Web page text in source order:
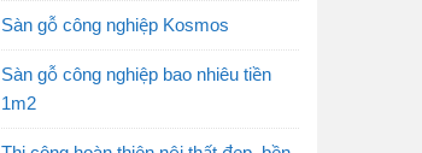
Sàn gỗ công nghiệp Kosmos
Sàn gỗ công nghiệp bao nhiêu tiền
1m2